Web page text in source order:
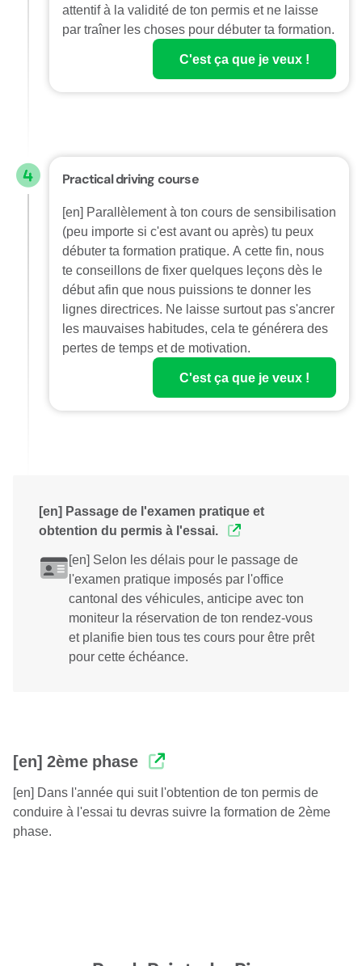
attentif à la validité de ton permis et ne laisse
par traîner les choses pour débuter ta formation.
C'est ça que je veux !
Practical driving course
[en] Parallèlement à ton cours de sensibilisation
(peu importe si c'est avant ou après) tu peux
débuter ta formation pratique. A cette fin, nous
te conseillons de fixer quelques leçons dès le
début afin que nous puissions te donner les
lignes directrices. Ne laisse surtout pas s'ancrer
les mauvaises habitudes, cela te générera des
pertes de temps et de motivation.
C'est ça que je veux !
[en] Passage de l'examen pratique et
obtention du permis à l'essai.
[en] Selon les délais pour le passage de
l'examen pratique imposés par l'office
cantonal des véhicules, anticipe avec ton
moniteur la réservation de ton rendez-vous
et planifie bien tous tes cours pour être prêt
pour cette échéance.
[en] 2ème phase
[en] Dans l'année qui suit l'obtention de ton permis de
conduire à l'essai tu devras suivre la formation de 2ème
phase.